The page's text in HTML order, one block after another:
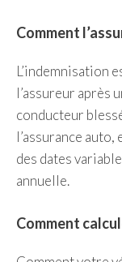
Comment
L’indemnisation
l’assureur après
conducteur
l’assurance
des dates
annuelle.
Comment